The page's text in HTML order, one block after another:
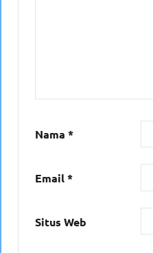
Nama *
Email*
Situs Web